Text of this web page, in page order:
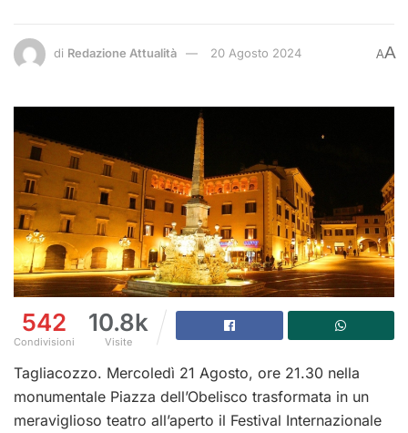
di Redazione Attualità 20 Agosto 2024 AA
542
Condivisioni
10.8k
Visite
Tagliacozzo. Mercoledì 21 Agosto, ore 21.30 nella
monumentale Piazza dell’Obelisco trasformata in un
meraviglioso teatro all’aperto il Festival Internazionale